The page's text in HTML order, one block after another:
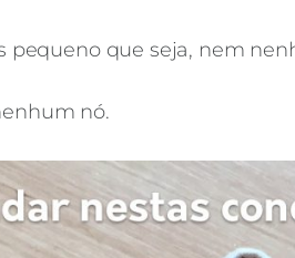
DICAS
no Kitesurf
ao máximo este
se tenha cuidado.
pequeno que seja, nem
nó.